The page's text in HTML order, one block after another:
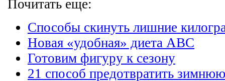
Почитать еще:
Способы скинуть лишние
Новая «удобная» диета ABC
Готовим фигуру к сезону
21 способ предотвратить